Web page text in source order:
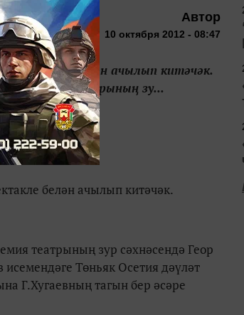
Автор
10 октября 2012 - 08:47
белән ачылып китәчәк.
Академия театрының зу...
белән ачылып китәчәк.
театрының зур сәхнәсендә Геор
Төньяк Осетия дәүләт
Г.Хугаевның тагын бер әсәре